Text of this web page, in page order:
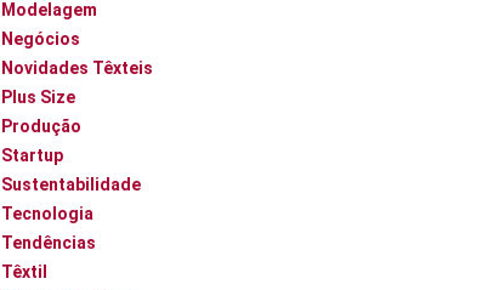
Modelagem
Negócios
Novidades Têxteis
Plus Size
Produção
Startup
Sustentabilidade
Tecnologia
Tendências
Têxtil